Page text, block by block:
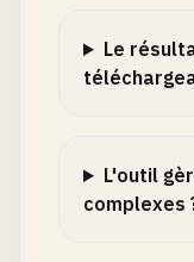
Le
L'outil
complexes